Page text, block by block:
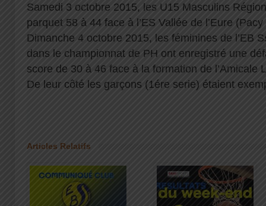
Samedi 3 octobre 2015, les U15 Masculins
parquet 58 à 44 face à l’ES Vallée de l’Eure
Dimanche 4 octobre 2015, les féminines de l’EB
dans le championnat de PH ont enregistré une
score de 30 à 46 face à la formation de l’Amicale
De leur côté les garçons (1ére serie) étaient
Articles Relatifs